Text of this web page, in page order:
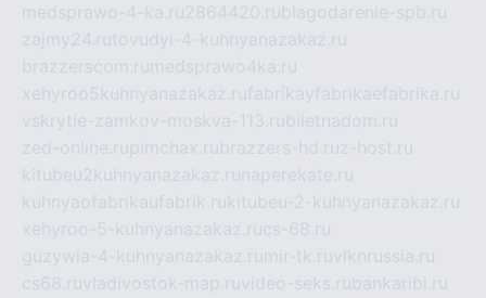
medsprawo-4-ka.ru2864420.rublagodarenie-spb.ru
zajmy24.rutovudyi-4-kuhnyanazakaz.ru
brazzerscom.ru medsprawo4ka.ru
xehyroo5kuhnyanazakaz.rufabrikayfabrikaefabrika.ru
vskrytie-zamkov-moskva-113.rubiletnadom.ru
zed-online.rupimchax.rubrazzers-hd.ruz-host.ru
kitubeu2kuhnyanazakaz.ru naperekate.ru
kuhnyaofabrikaufabrik.rukitubeu-2-kuhnyanazakaz.ru
xehyroo-5-kuhnyanazakaz.rucs-68.ru
guzywia-4-kuhnyanazakaz.ru mir-tk.ruvlknrussia.ru
cs68.ruvladivostok-map.ruvideo-seks.rubankaribi.ru